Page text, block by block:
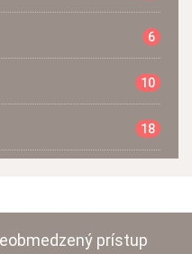
6
10
18
prístup